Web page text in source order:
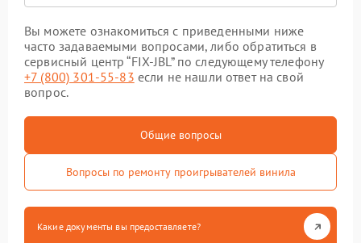
Вы можете ознакомиться с приведенными ниже
часто задаваемыми вопросами, либо обратиться в
сервисный центр “FIX-JBL” по следующему телефону
+7 (800) 301-55-83 если не нашли ответ на свой
вопрос.
Общие вопросы
Вопросы по ремонту проигрывателей винила
Какие документы вы предоставляете?